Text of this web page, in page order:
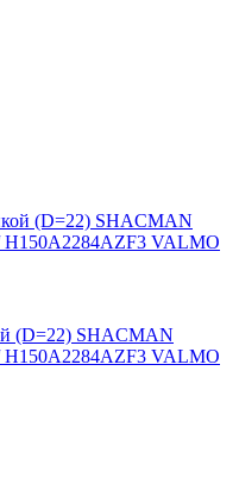
(D=22) SHACMAN
H150A2284AZF3 VALMO